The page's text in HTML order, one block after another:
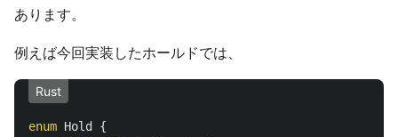
あります。
例えば今回実装したホールドでは、
Rust
enum Hold
{